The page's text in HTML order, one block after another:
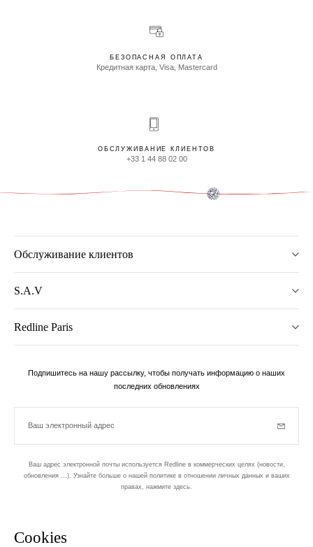
Cookies
БЕЗОПАСНАЯ ОПЛАТА
Кредитная карта, Visa, Mastercard
ОБСЛУЖИВАНИЕ КЛИЕНТОВ
+33 1 44 88 02 00
Обслуживание клиентов
S.A.V
Redline Paris
Подпишитесь на нашу рассылку, чтобы получать информацию о наших
последних обновлениях
Ваш электронный адрес
Ваш адрес электронной почты используется Redline в коммерческих целях (новости,
обновления ...). Узнайте больше о нашей политике в отношении личных данных и ваших
правах, нажмите здесь